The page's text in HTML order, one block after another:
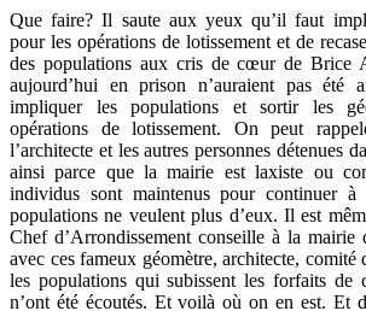
Que faire? Il saute aux yeux qu’il faut
pour les opérations de lotissement et de
des populations aux cris de cœur de Brice
aujourd’hui en prison n’auraient pas été
impliquer les populations et sortir les
opérations de lotissement. On peut
l’architecte et les autres personnes détenues
ainsi parce que la mairie est laxiste ou
individus sont maintenus pour continuer
populations ne veulent plus d’eux. Il est
Chef d’Arrondissement conseille à la mairie
avec ces fameux géomètre, architecte, comité
les populations qui subissent les forfaits
n’ont été écoutés. Et voilà où on en est. Et